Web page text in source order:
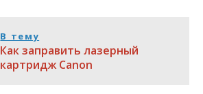
В тему
Как заправить лазерный
картридж Canon